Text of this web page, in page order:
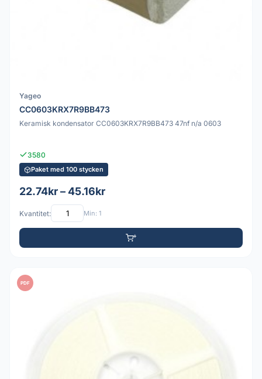
Yageo
CC0603KRX7R9BB473
Keramisk kondensator CC0603KRX7R9BB473 47nf n/a 0603
3580
Paket med 100 stycken
22.74kr – 45.16kr
Kvantitet: Min: 1
PDF